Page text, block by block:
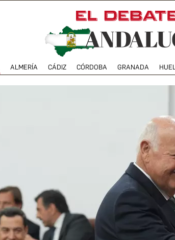
ALMERÍA CÁDIZ CÓRDOBA GRANADA